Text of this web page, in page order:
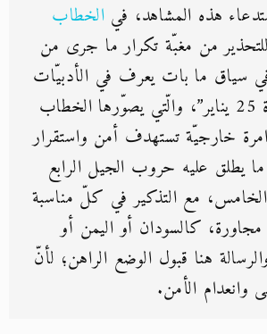
هذه المشاهد، في الخطاب
من مغبّة تكرار ما جرى من
سياق ما بات يعرف في الأدبيّات
السياسيّة بـ “ثورة 25 يناير”، والّتي يصوّرها الخطاب
خارجيّة تستهدف أمن واستقرار
يطلق عليه حروب الجيل الرابع
مع التذكير في كلّ مناسبة
كالسودان أو اليمن أو
هنا قبول الوضع الراهن؛ لأنّ
وانعدام الأمن.